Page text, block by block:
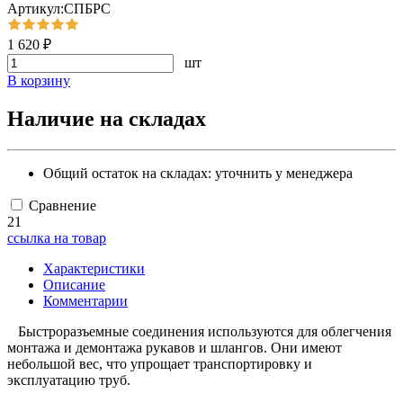
Артикул:СПБРС
1 620 ₽
шт
В корзину
Наличие на складах
Общий остаток на складах: уточнить у менеджера
Сравнение
21
ссылка на товар
Характеристики
Описание
Комментарии
Быстроразъемные соединения используются для облегчения
монтажа и демонтажа рукавов и шлангов. Они имеют
небольшой вес, что упрощает транспортировку и
эксплуатацию труб.